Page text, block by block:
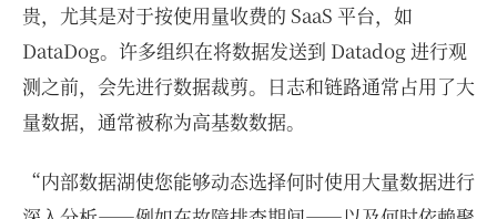
贵，尤其是对于按使用量收费的 SaaS 平台，如
DataDog。许多组织在将数据发送到 Datadog 进行观
测之前，会先进行数据裁剪。日志和链路通常占用了大
量数据，通常被称为高基数数据。
“内部数据湖使您能够动态选择何时使用大量数据进行